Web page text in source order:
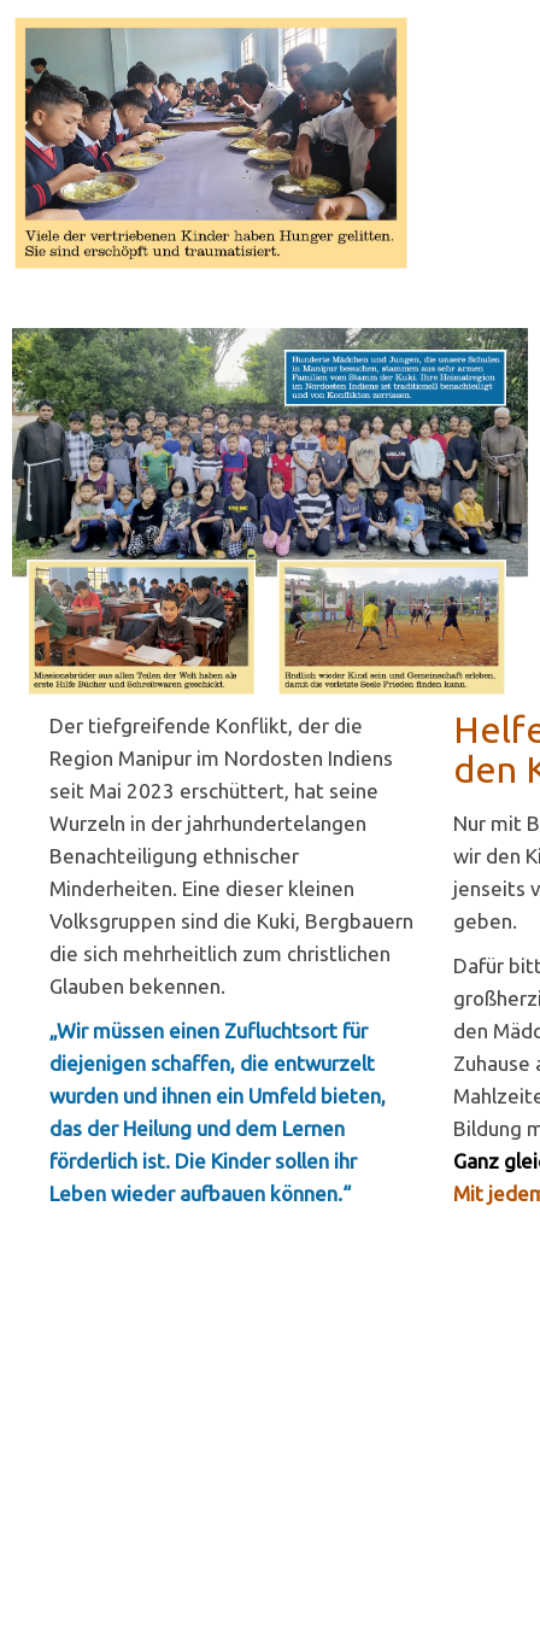
Der tiefgreifende Konflikt, der die
Region Manipur im Nordosten Indiens
seit Mai 2023 erschüttert, hat seine
Wurzeln in der jahrhundertelangen
Benachteiligung ethnischer
Minderheiten. Eine dieser kleinen
Volksgruppen sind die Kuki, Bergbauern
die sich mehrheitlich zum christlichen
Glauben bekennen.
„Wir müssen einen Zufluchtsort für
diejenigen schaffen, die entwurzelt
wurden und ihnen ein Umfeld bieten,
das der Heilung und dem Lernen
förderlich ist. Die Kinder sollen ihr
Leben wieder aufbauen können.“
den
Nur mit
wir den
jenseits
geben.
Dafür
den
Zuhause
Bildung
Ganz
Mit